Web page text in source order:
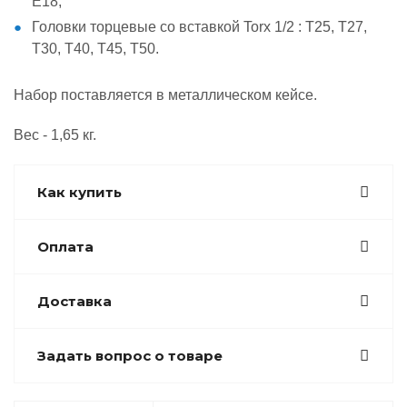
Головки торцевые со вставкой Torx 1/2 : Т25, Т27,
Т30, Т40, Т45, Т50.
Набор поставляется в металлическом кейсе.
Вес - 1,65 кг.
Как купить
Оплата
Доставка
Задать вопрос о товаре